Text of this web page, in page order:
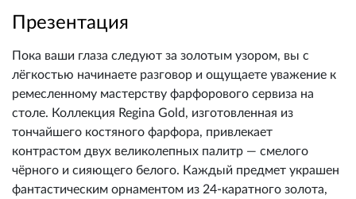
Презентация
Пока ваши глаза следуют за золотым узором, вы с
лёгкостью начинаете разговор и ощущаете уважение к
ремесленному мастерству фарфорового сервиза на
столе. Коллекция Regina Gold, изготовленная из
тончайшего костяного фарфора, привлекает
контрастом двух великолепных палитр — смелого
чёрного и сияющего белого. Каждый предмет украшен
фантастическим орнаментом из 24-каратного золота,